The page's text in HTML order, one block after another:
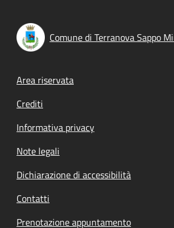
Comune di Terranova Sappo
Footer menu
Area riservata
Crediti
Informativa privacy
Note legali
Dichiarazione di accessibilità
Contatti
Prenotazione appuntamento